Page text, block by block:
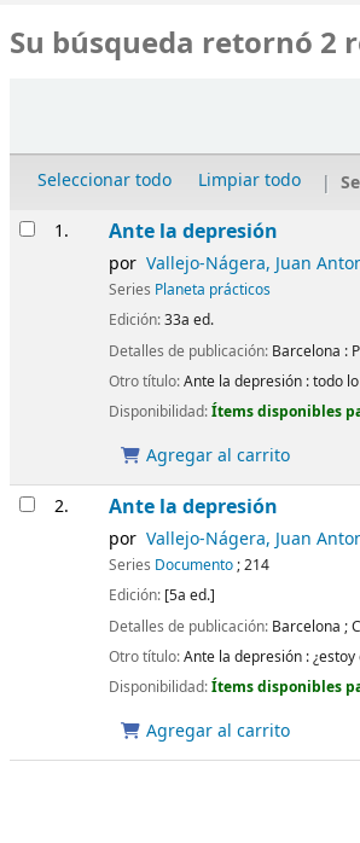
Su búsqueda retornó 2
Seleccionar todo Limpiar todo
Resultados
1. Ante la depresión
por Vallejo-Nágera, Juan
Series Planeta prácticos
Edición:33a ed.
Detalles de publicación: Barcelona :
Otro título:Ante la depresión : todo
Disponibilidad:Ítems disponibles
Agregar al carrito
2. Ante la depresión
por Vallejo-Nágera, Juan
Series Documento; 214
Edición: [5a ed.]
Detalles de publicación: Barcelona ;
Otro título:Ante la depresión :
Disponibilidad:Ítems disponibles
Agregar al carrito